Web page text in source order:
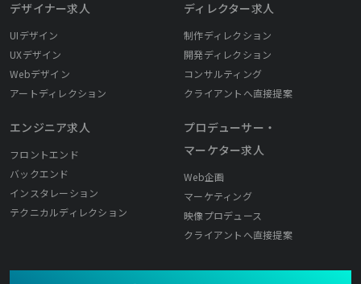
デザイナー求人
UIデザイン
UXデザイン
Webデザイン
アートディレクション
エンジニア求人
フロントエンド
バックエンド
インスタレーション
テクニカルディレクション
ディレクター求人
制作ディレクション
開発ディレクション
コンサルティング
クライアントへ直接提案
プロデューサー・
マーケター求人
Web企画
マーケティング
映像プロデュース
クライアントへ直接提案